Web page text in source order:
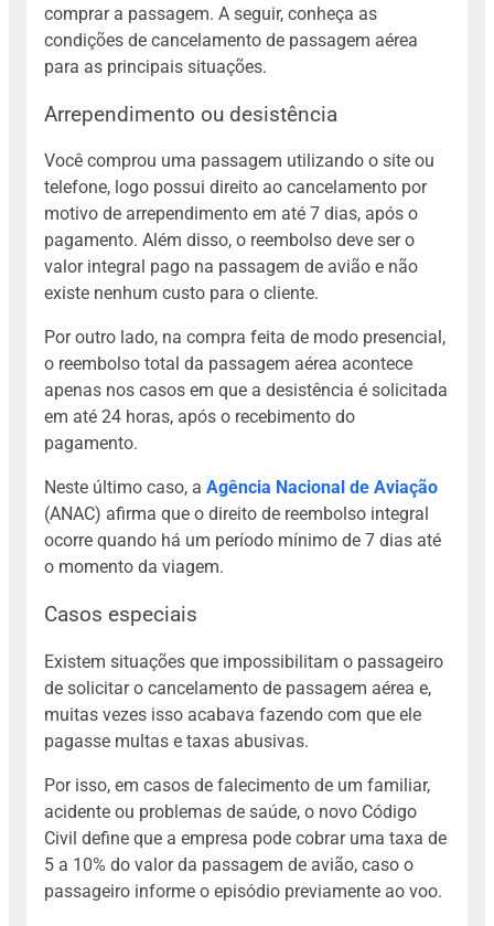
comprar a passagem. A seguir, conheça as
condições de cancelamento de passagem aérea
para as principais situações.
Arrependimento ou desistência
Você comprou uma passagem utilizando o site ou
telefone, logo possui direito ao cancelamento por
motivo de arrependimento em até 7 dias, após o
pagamento. Além disso, o reembolso deve ser o
valor integral pago na passagem de avião e não
existe nenhum custo para o cliente.
Por outro lado, na compra feita de modo presencial,
o reembolso total da passagem aérea acontece
apenas nos casos em que a desistência é solicitada
em até 24 horas, após o recebimento do
pagamento.
Neste último caso, a Agência Nacional de Aviação
(ANAC) afirma que o direito de reembolso integral
ocorre quando há um período mínimo de 7 dias até
o momento da viagem.
Casos especiais
Existem situações que impossibilitam o passageiro
de solicitar o cancelamento de passagem aérea e,
muitas vezes isso acabava fazendo com que ele
pagasse multas e taxas abusivas.
Por isso, em casos de falecimento de um familiar,
acidente ou problemas de saúde, o novo Código
Civil define que a empresa pode cobrar uma taxa de
5 a 10% do valor da passagem de avião, caso o
passageiro informe o episódio previamente ao voo.